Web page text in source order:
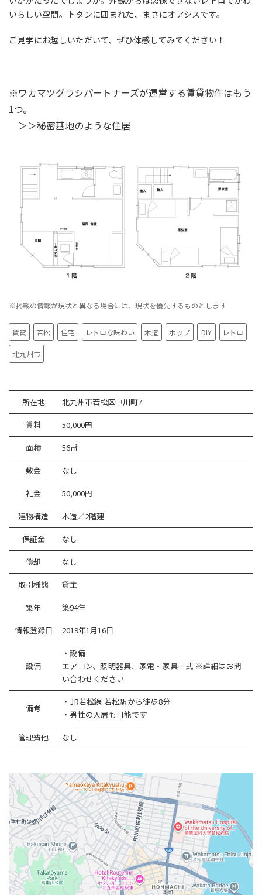
いらしい空間。トタンに囲まれた、まさにオアシスです。
ご見学にお越しいただいて、ぜひ体感してみてください！
※ワカマツグラシパートナーズが運営する賃貸物件はもう
1つ。
＞＞秘密基地のような住居
※掲載の情報が現状と異なる場合には、現状を優先するものとします
賃貸 若松 住宅 レトロな味わい 木造 ポップ DIY レトロ
北九州市
所在地 北九州市若松区中川町7
賃料 50,000円
面積 56㎡
敷金 なし
礼金 50,000円
建物構造 木造／2階建
保証金 なし
償却 なし
取引様態 貸主
築年 築94年
情報登録日 2019年1月16日
設備
・設備
エアコン、照明器具、家電・家具一式 ※詳細はお問
い合わせください
備考
・JR若松線 若松駅から徒歩8分
・男性の入居も可能です
管理費他 なし